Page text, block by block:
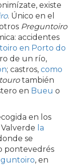
existe
. Único en el
Preguntoiro
accidentes
en Porto do
de un río,
; castros, como
también
en Bueu o
en los
la
se
pontevedrés
, en